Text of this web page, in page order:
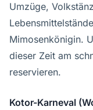
Umzüge,
Mimosenkönigin.
dieser Zeit am
reservieren.
Kotor-Karneval